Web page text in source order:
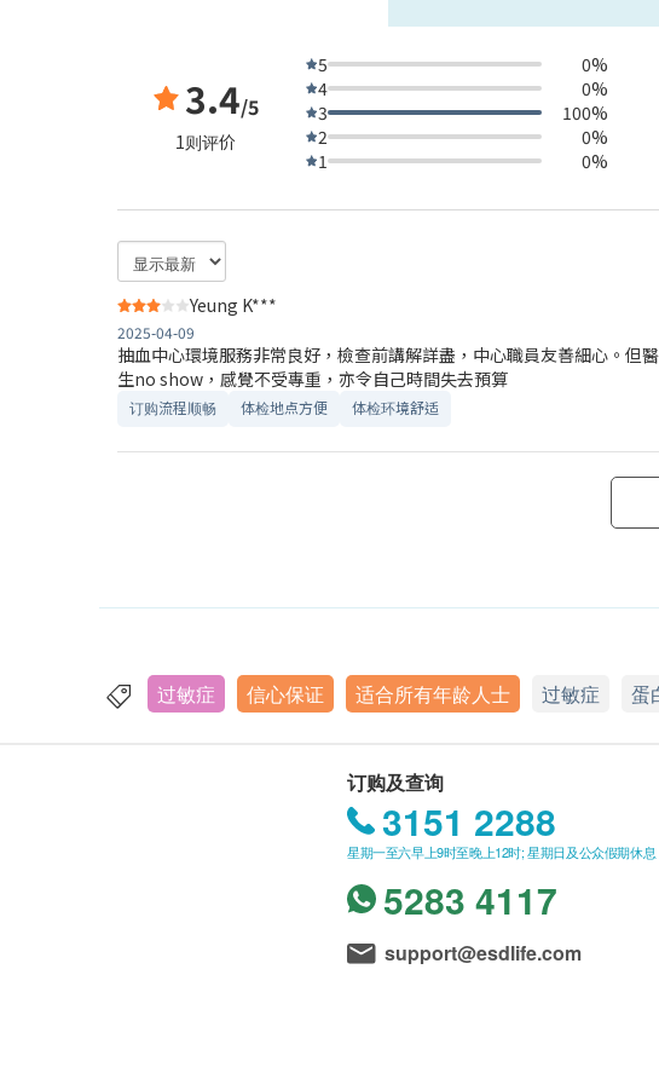
3.4/5
1则评价
5
0%
4
0%
3
100%
2
0%
1
0%
Yeung K***
2025-04-09
抽血中心環境服務非常良好，檢查前講解詳盡，中心職員友善細心。
生no show，感覺不受專重，亦令自己時間失去預算
订购流程顺畅 体检地点方便 体检环境舒适​
过敏症 信心保证 适合所有年龄人士 过敏症 蛋
订购及查询
3151 2288
星期一至六早上9时至晚上12时; 星期日及公众假期休息
5283 4117
support@esdlife.com